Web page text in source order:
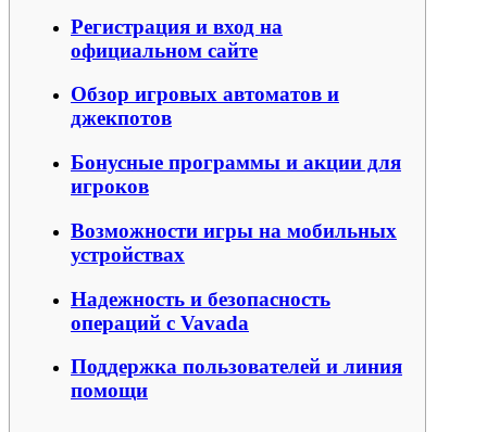
Регистрация и вход на
официальном сайте
Обзор игровых автоматов и
джекпотов
Бонусные программы и акции для
игроков
Возможности игры на мобильных
устройствах
Надежность и безопасность
операций с Vavada
Поддержка пользователей и линия
помощи